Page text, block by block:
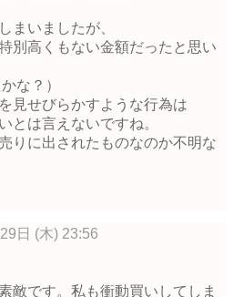
まいましたが、
別高くもない金額だったと思い
な？）
見せびらかすような行為は
とは言えないですね。
りに出されたものなのか不明な
日 (木) 23:56
敵です。私も衝動買いしてしま